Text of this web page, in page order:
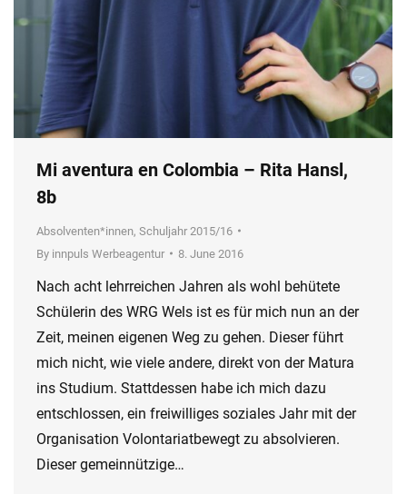
Mi aventura en Colombia – Rita Hansl,
8b
Absolventen*innen, Schuljahr 2015/16
By innpuls Werbeagentur 8. June 2016
Nach acht lehrreichen Jahren als wohl behütete
Schülerin des WRG Wels ist es für mich nun an der
Zeit, meinen eigenen Weg zu gehen. Dieser führt
mich nicht, wie viele andere, direkt von der Matura
ins Studium. Stattdessen habe ich mich dazu
entschlossen, ein freiwilliges soziales Jahr mit der
Organisation Volontariatbewegt zu absolvieren.
Dieser gemeinnützige…